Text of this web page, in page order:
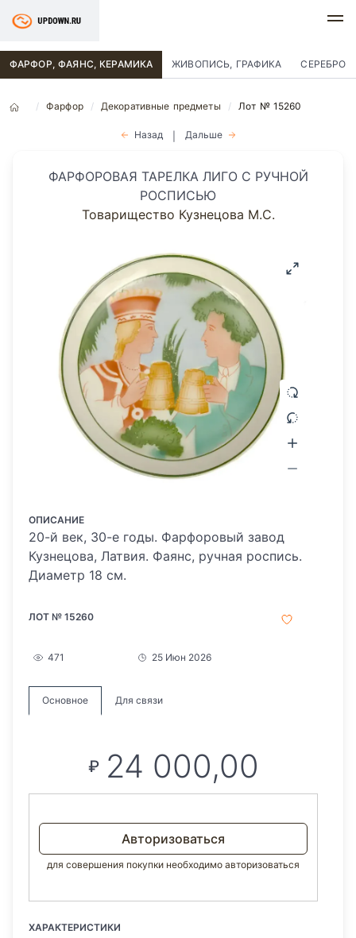
ФАРФОР, ФАЯНС, КЕРАМИКА ЖИВОПИСЬ, ГРАФИКА СЕРЕБРО
Фарфор Декоративные предметы Лот № 15260
Назад Дальше
ФАРФОРОВАЯ ТАРЕЛКА ЛИГО С РУЧНОЙ
РОСПИСЬЮ
Товарищество Кузнецова М.С.
ОПИСАНИЕ
20-й век, 30-е годы. Фарфоровый завод
Кузнецова, Латвия. Фаянс, ручная роспись.
Диаметр 18 см.
ЛОТ № 15260
471 25 Июн 2026
Основное Для связи
₽ 24 000,00
Авторизоваться
для совершения покупки необходимо авторизоваться
ХАРАКТЕРИСТИКИ